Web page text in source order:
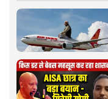
भारत-यूरोपीय संघ मुक्त
का झुकाव एक लंबा